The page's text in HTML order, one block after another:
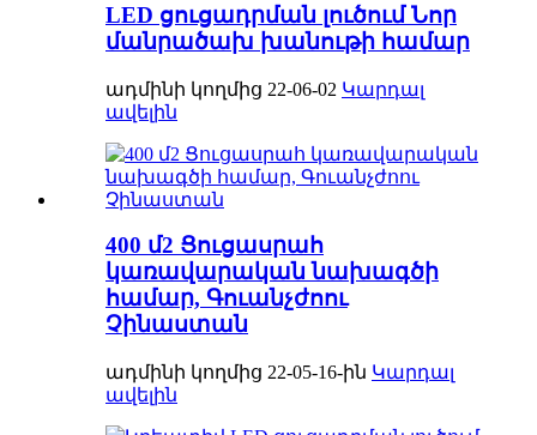
LED ցուցադրման լուծում Նոր
մանրածախ խանութի համար
ադմինի կողմից 22-06-02 Կարդալ
ավելին
400 մ2 Ցուցասրահ
կառավարական նախագծի
համար, Գուանչժոու
Չինաստան
ադմինի կողմից 22-05-16-ին Կարդալ
ավելին